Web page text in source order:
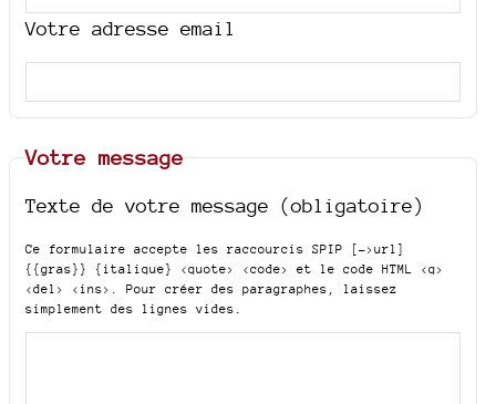
Votre adresse email
Votre message
Texte de votre message (obligatoire)
Ce formulaire accepte les raccourcis SPIP
[->url]
{{gras}} {italique} <quote> <code>
et le code HTML <q>
<del> <ins>
. Pour créer des paragraphes, laissez
simplement des lignes vides.